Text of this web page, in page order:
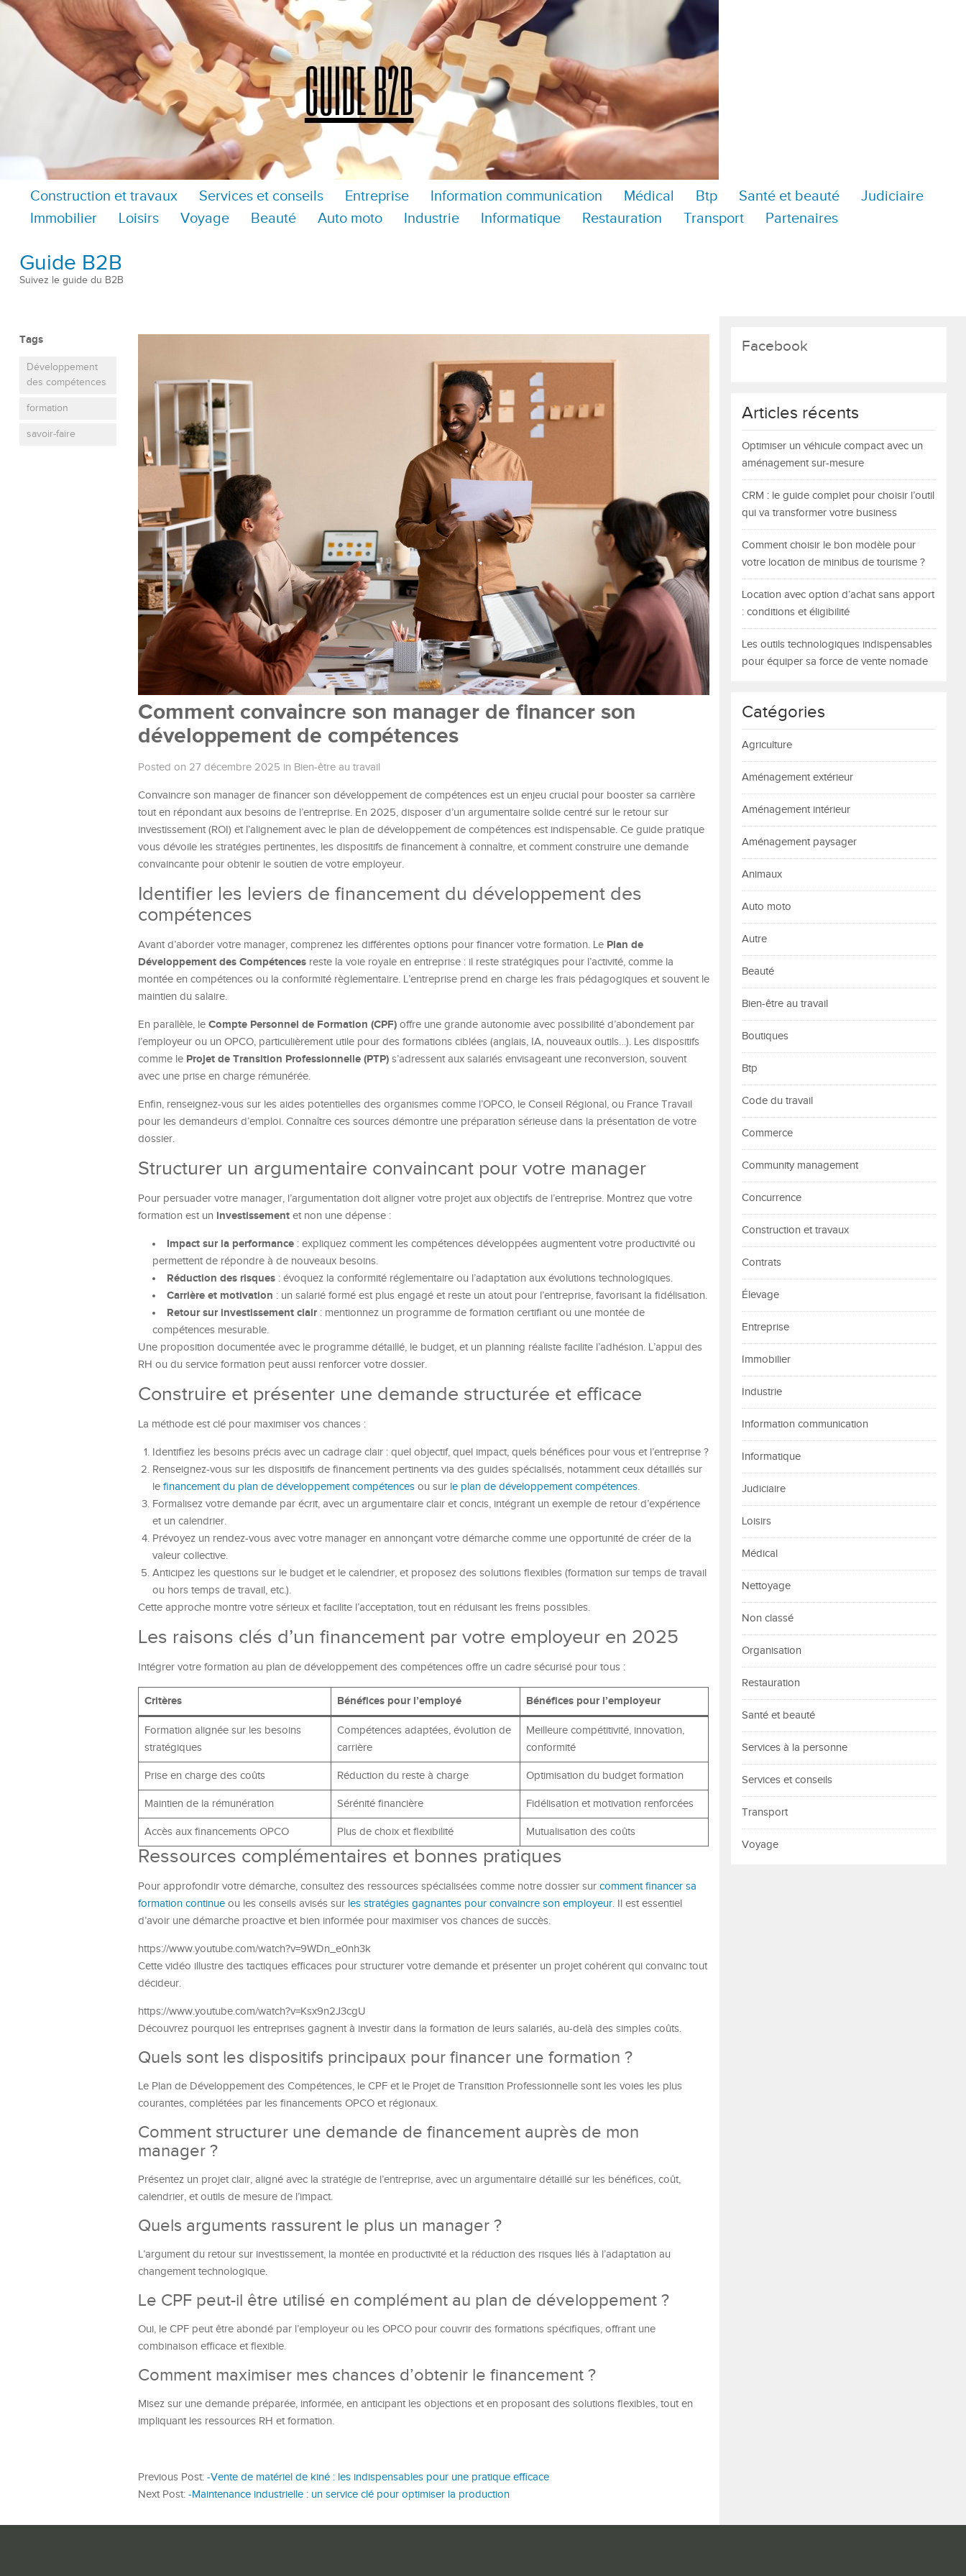
Construction et travaux Services et conseils Entreprise Information communication Médical Btp Santé et beauté
Judiciaire
Immobilier
Loisirs Voyage Beauté Auto moto Industrie Informatique Restauration Transport Partenaires
Guide B2B
Suivez le guide du B2B
Tags
Développement
des compétences
formation
savoir-faire
Comment convaincre son manager de financer son
développement de compétences
Posted on 27 décembre 2025 in Bien-être au travail
Convaincre son manager de financer son développement de compétences est un enjeu crucial pour booster sa carrière
tout en répondant aux besoins de l’entreprise. En 2025, disposer d’un argumentaire solide centré sur le retour sur
investissement (ROI) et l’alignement avec le plan de développement de compétences est indispensable. Ce guide pratique
vous dévoile les stratégies pertinentes, les dispositifs de financement à connaître, et comment construire une demande
convaincante pour obtenir le soutien de votre employeur.
Identifier les leviers de financement du développement des
compétences
Avant d’aborder votre manager, comprenez les différentes options pour financer votre formation. Le Plan de
Développement des Compétences reste la voie royale en entreprise : il reste stratégiques pour l’activité, comme la
montée en compétences ou la conformité règlementaire. L’entreprise prend en charge les frais pédagogiques et souvent le
maintien du salaire.
En parallèle, le Compte Personnel de Formation (CPF) offre une grande autonomie avec possibilité d’abondement par
l’employeur ou un OPCO, particulièrement utile pour des formations ciblées (anglais, IA, nouveaux outils…). Les dispositifs
comme le Projet de Transition Professionnelle (PTP) s’adressent aux salariés envisageant une reconversion, souvent
avec une prise en charge rémunérée.
Enfin, renseignez-vous sur les aides potentielles des organismes comme l’OPCO, le Conseil Régional, ou France Travail
pour les demandeurs d’emploi. Connaître ces sources démontre une préparation sérieuse dans la présentation de votre
dossier.
Structurer un argumentaire convaincant pour votre manager
Pour persuader votre manager, l’argumentation doit aligner votre projet aux objectifs de l’entreprise. Montrez que votre
formation est un investissement et non une dépense :
Impact sur la performance : expliquez comment les compétences développées augmentent votre productivité ou
permettent de répondre à de nouveaux besoins.
Réduction des risques : évoquez la conformité réglementaire ou l’adaptation aux évolutions technologiques.
Carrière et motivation : un salarié formé est plus engagé et reste un atout pour l’entreprise, favorisant la fidélisation.
Retour sur investissement clair: mentionnez un programme de formation certifiant ou une montée de
compétences mesurable.
Une proposition documentée avec le programme détaillé, le budget, et un planning réaliste facilite l’adhésion. L’appui des
RH ou du service formation peut aussi renforcer votre dossier.
Construire et présenter une demande structurée et efficace
La méthode est clé pour maximiser vos chances :
Identifiez les besoins précis avec un cadrage clair : quel objectif, quel impact, quels bénéfices pour vous et l’entreprise ?
Renseignez-vous sur les dispositifs de financement pertinents via des guides spécialisés, notamment ceux détaillés sur
le financement du plan de développement compétences ou sur le plan de développement compétences.
Formalisez votre demande par écrit, avec un argumentaire clair et concis, intégrant un exemple de retour d’expérience
et un calendrier.
Prévoyez un rendez-vous avec votre manager en annonçant votre démarche comme une opportunité de créer de la
valeur collective.
Anticipez les questions sur le budget et le calendrier, et proposez des solutions flexibles (formation sur temps de travail
ou hors temps de travail, etc.).
Cette approche montre votre sérieux et facilite l’acceptation, tout en réduisant les freins possibles.
Les raisons clés d’un financement par votre employeur en 2025
Intégrer votre formation au plan de développement des compétences offre un cadre sécurisé pour tous :
Critères Bénéfices pour l’employé Bénéfices pour l’employeur
Formation alignée sur les besoins
stratégiques
Compétences adaptées, évolution de
carrière
Meilleure compétitivité, innovation,
conformité
Prise en charge des coûts Réduction du reste à charge Optimisation du budget formation
Maintien de la rémunération Sérénité financière Fidélisation et motivation renforcées
Accès aux financements OPCO Plus de choix et flexibilité Mutualisation des coûts
Ressources complémentaires et bonnes pratiques
Pour approfondir votre démarche, consultez des ressources spécialisées comme notre dossier sur comment financer sa
formation continue ou les conseils avisés sur les stratégies gagnantes pour convaincre son employeur. Il est essentiel
d’avoir une démarche proactive et bien informée pour maximiser vos chances de succès.
https://www.youtube.com/watch?v=9WDn_e0nh3k
Cette vidéo illustre des tactiques efficaces pour structurer votre demande et présenter un projet cohérent qui convainc tout
décideur.
https://www.youtube.com/watch?v=Ksx9n2J3cgU
Découvrez pourquoi les entreprises gagnent à investir dans la formation de leurs salariés, au-delà des simples coûts.
Quels sont les dispositifs principaux pour financer une formation ?
Le Plan de Développement des Compétences, le CPF et le Projet de Transition Professionnelle sont les voies les plus
courantes, complétées par les financements OPCO et régionaux.
Comment structurer une demande de financement auprès de mon
manager ?
Présentez un projet clair, aligné avec la stratégie de l’entreprise, avec un argumentaire détaillé sur les bénéfices, coût,
calendrier, et outils de mesure de l’impact.
Quels arguments rassurent le plus un manager ?
L’argument du retour sur investissement, la montée en productivité et la réduction des risques liés à l’adaptation au
changement technologique.
Le CPF peut-il être utilisé en complément au plan de développement ?
Oui, le CPF peut être abondé par l’employeur ou les OPCO pour couvrir des formations spécifiques, offrant une
combinaison efficace et flexible.
Comment maximiser mes chances d’obtenir le financement ?
Misez sur une demande préparée, informée, en anticipant les objections et en proposant des solutions flexibles, tout en
impliquant les ressources RH et formation.
Previous Post: -Vente de matériel de kiné : les indispensables pour une pratique efficace
Next Post: -Maintenance industrielle : un service clé pour optimiser la production
Facebook
Articles récents
Optimiser un véhicule compact avec un
aménagement sur-mesure
CRM : le guide complet pour choisir l’outil
qui va transformer votre business
Comment choisir le bon modèle pour
votre location de minibus de tourisme ?
Location avec option d’achat sans apport
: conditions et éligibilité
Les outils technologiques indispensables
pour équiper sa force de vente nomade
Catégories
Agriculture
Aménagement extérieur
Aménagement intérieur
Aménagement paysager
Animaux
Auto moto
Autre
Beauté
Bien-être au travail
Boutiques
Btp
Code du travail
Commerce
Community management
Concurrence
Construction et travaux
Contrats
Élevage
Entreprise
Immobilier
Industrie
Information communication
Informatique
Judiciaire
Loisirs
Médical
Nettoyage
Non classé
Organisation
Restauration
Santé et beauté
Services à la personne
Services et conseils
Transport
Voyage